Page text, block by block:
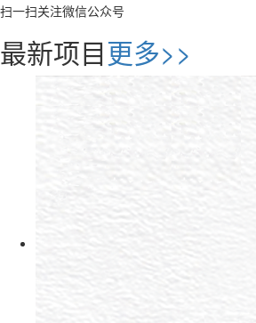
扫一扫关注微信公众号
最新项目更多>>